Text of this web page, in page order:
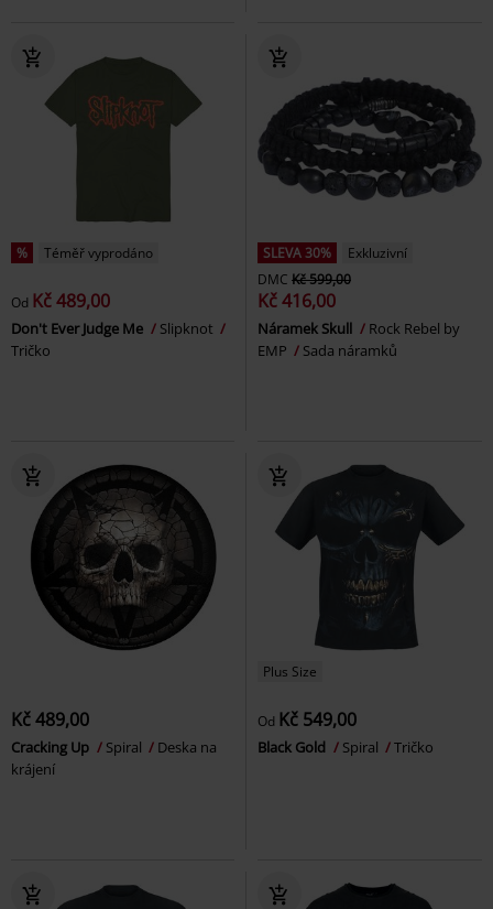
% Téměř vyprodáno
Od Kč 489,00
Don't Ever Judge Me
Slipknot
Tričko
SLEVA 30%
Exkluzivní
DMC Kč 599,00
Kč 416,00
Náramek Skull
Rock Rebel by
EMP
Sada náramků
Kč 489,00
Cracking Up Spiral
Deska na
krájení
Plus Size
Od Kč 549,00
Black Gold Spiral Tričko